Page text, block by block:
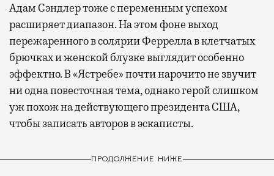
Адам Сэндлер тоже с переменным успехом
расширяет диапазон. На этом фоне выход
пережаренного в солярии Феррелла в клетчатых
брючках и женской блузке выглядит особенно
эффектно. В «Ястребе» почти нарочито не звучит
ни одна повесточная тема, однако герой слишком
уж похож на действующего президента США,
чтобы записать авторов в эскаписты.
ПРОДОЛЖЕНИЕ НИЖЕ